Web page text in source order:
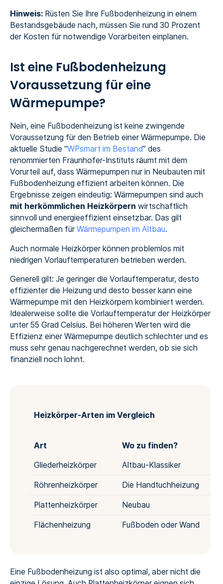
Hinweis: Rüsten Sie Ihre Fußbodenheizung in einem
Bestandsgebäude nach, müssen Sie rund 30 Prozent
der Kosten für notwendige Vorarbeiten einplanen.
Ist eine Fußbodenheizung
Voraussetzung für eine
Wärmepumpe?
Nein, eine Fußbodenheizung ist keine zwingende
Voraussetzung für den Betrieb einer Wärmepumpe. Die
aktuelle Studie “WPsmart im Bestand” des
renommierten Fraunhofer-Instituts räumt mit dem
Vorurteil auf, dass Wärmepumpen nur in Neubauten mit
Fußbodenheizung effizient arbeiten können. Die
Ergebnisse zeigen eindeutig: Wärmepumpen sind auch
mit herkömmlichen Heizkörpern wirtschaftlich
sinnvoll und energieeffizient einsetzbar. Das gilt
gleichermaßen für Wärmepumpen im Altbau.
‍Auch normale Heizkörper können problemlos mit
niedrigen Vorlauftemperaturen betrieben werden.
Generell gilt: Je geringer die Vorlauftemperatur, desto
effizienter die Heizung und desto besser kann eine
Wärmepumpe mit den Heizkörpern kombiniert werden.
Idealerweise sollte die Vorlauftemperatur der Heizkörper
unter 55 Grad Celsius. Bei höheren Werten wird die
Effizienz einer Wärmepumpe deutlich schlechter und es
muss sehr genau nachgerechnet werden, ob sie sich
finanziell noch lohnt.
Heizkörper-Arten im Vergleich
Art Wo zu finden?
Gliederheizkörper Altbau-Klassiker
Röhrenheizkörper Die Handtuchheizung
Plattenheizkörper Neubau
Flächenheizung Fußboden oder Wand
Eine Fußbodenheizung ist also optimal, aber nicht die